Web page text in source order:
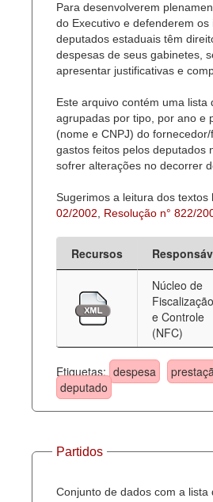
Para desenvolverem
do Executivo e defenderem
deputados estaduais têm
despesas de seus gabinetes,
apresentar justificativas e
Este arquivo contém uma lista
agrupadas por tipo, por ano e
(nome e CNPJ) do
gastos feitos pelos deputados
sofrer alterações no decorrer
Sugerimos a leitura dos textos
02/2002
Resolução n° 822/
Recursos
Núcleo de
Fiscalização
e Controle
(NFC)
Etiquetas: despesa
deputado
Partidos
Conjunto de dados com a